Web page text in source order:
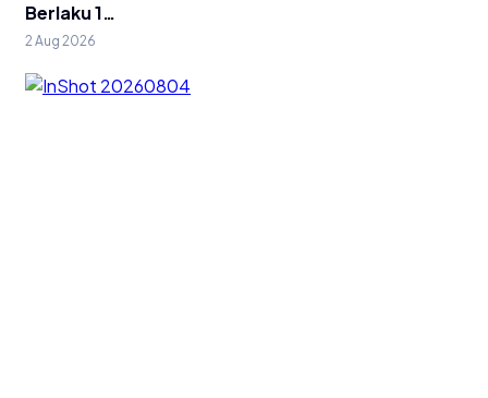
Berlaku 1…
2 Aug 2026